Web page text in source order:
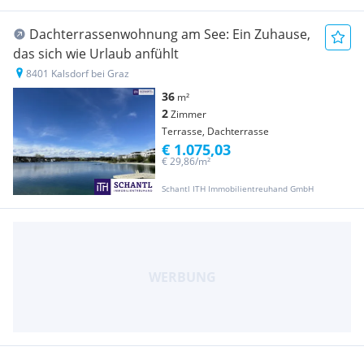
Dachterrassenwohnung am See: Ein Zuhause,
das sich wie Urlaub anfühlt
8401 Kalsdorf bei Graz
36 m²
2Zimmer
Terrasse, Dachterrasse
Schantl ITH Immobilientreuhand GmbH
€ 29,86/m²
€ 1.075,03